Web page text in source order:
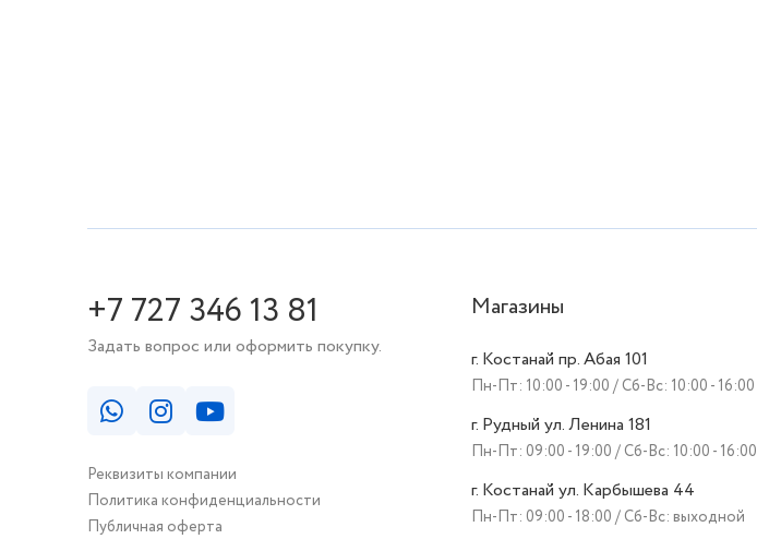
+7 727 346 13 81
Задать вопрос или оформить покупку.
Реквизиты компании
Политика конфиденциальности
Публичная оферта
Магазины
г. Костанай пр. Абая 101
Пн-Пт: 10:00 - 19:00 / Сб-Вс: 10:00 - 16:00
г. Рудный ул. Ленина 181
Пн-Пт: 09:00 - 19:00 / Сб-Вс: 10:00 - 16:00
г. Костанай ул. Карбышева 44
Пн-Пт: 09:00 - 18:00 / Сб-Вс: выходной